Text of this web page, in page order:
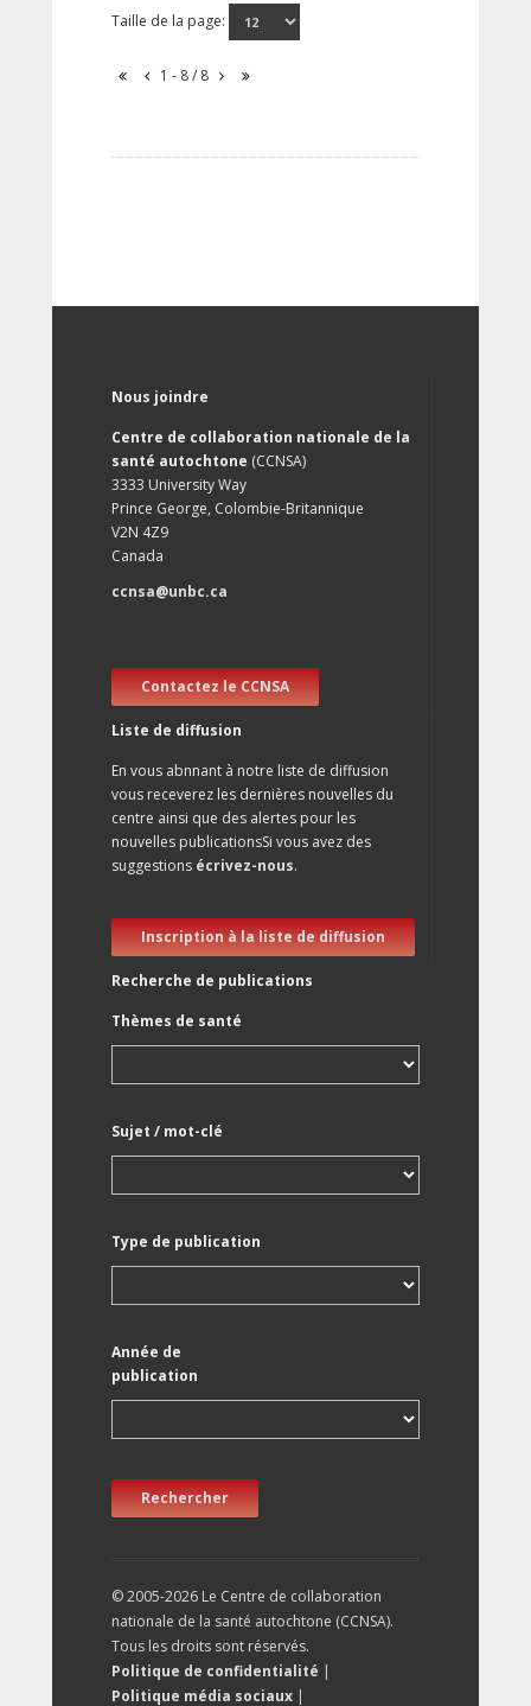
Taille de la page:
1 - 8 / 8
Nous joindre
Centre de collaboration nationale de la
santé autochtone (CCNSA)
3333 University Way
Prince George, Colombie-Britannique
V2N 4Z9
Canada
ccnsa@unbc.ca
Contactez le CCNSA
Liste de diffusion
En vous abnnant à notre liste de diffusion
vous receverez les dernières nouvelles du
centre ainsi que des alertes pour les
nouvelles publicationsSi vous avez des
suggestions écrivez-nous.
Inscription à la liste de diffusion
Recherche de publications
Thèmes de santé
Sujet / mot-clé
Type de publication
Année de
publication
Rechercher
© 2005-2026 Le Centre de collaboration
nationale de la santé autochtone (CCNSA).
Tous les droits sont réservés.
Politique de confidentialité |
Politique média sociaux |